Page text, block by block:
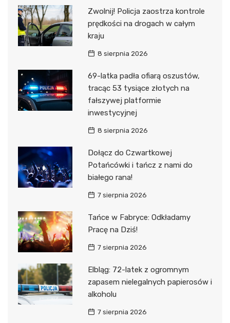
Zwolnij! Policja zaostrza kontrole
prędkości na drogach w całym
kraju
8 sierpnia 2026
69-latka padła ofiarą oszustów,
tracąc 53 tysiące złotych na
fałszywej platformie
inwestycyjnej
8 sierpnia 2026
Dołącz do Czwartkowej
Potańcówki i tańcz z nami do
białego rana!
7 sierpnia 2026
Tańce w Fabryce: Odkładamy
Pracę na Dziś!
7 sierpnia 2026
Elbląg: 72-latek z ogromnym
zapasem nielegalnych papierosów i
alkoholu
7 sierpnia 2026